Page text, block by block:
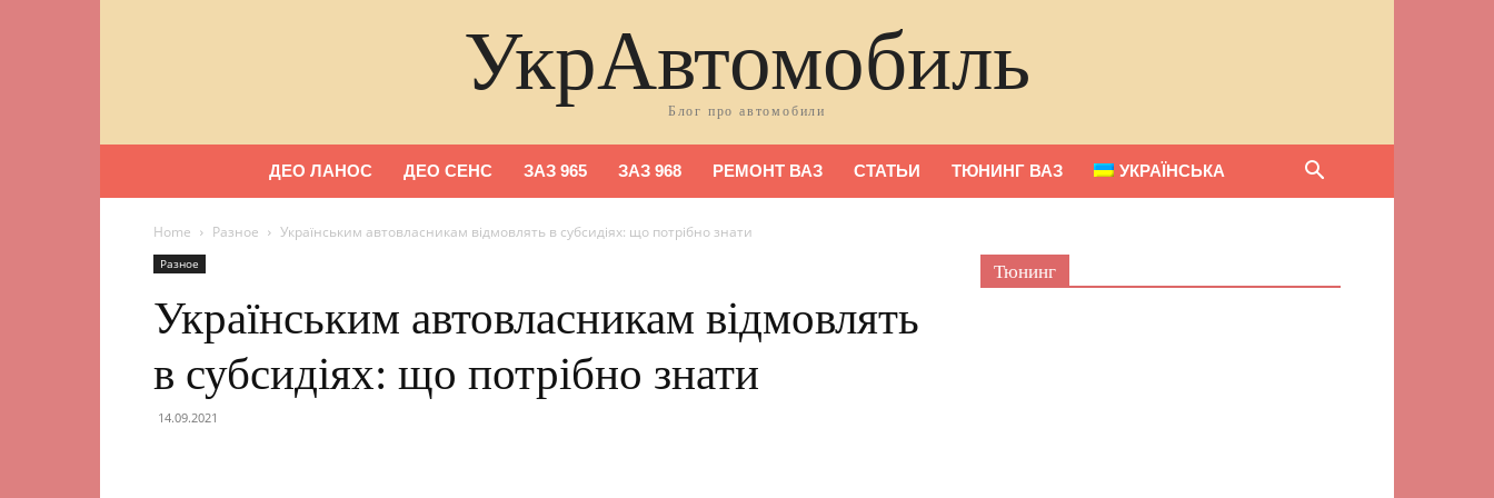
УкрАвтомобиль
Блог про автомобили
ДЕО ЛАНОС ДЕО СЕНС ЗАЗ 965 ЗАЗ 968 РЕМОНТ ВАЗ СТАТЬИ ТЮНИНГ ВАЗ УКРАЇНСЬКА
Home Разное Українським автовласникам відмовлять в субсидіях: що потрібно знати
Разное
Українським автовласникам відмовлять
в субсидіях: що потрібно знати
14.09.2021
Тюнинг